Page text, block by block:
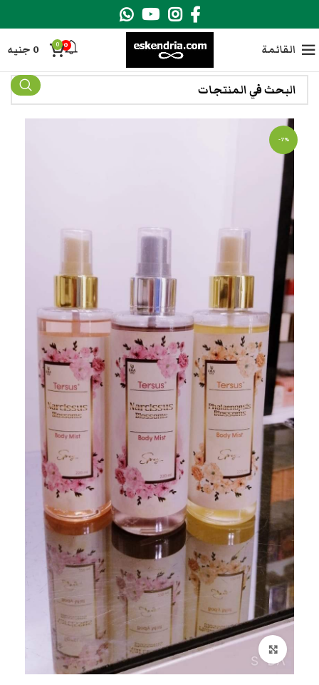
القائمة 0
0
0 جنيه
-7%
انقر هنا لتكبير الصورة